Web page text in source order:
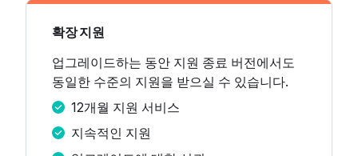
확장 지원
업그레이드하는 동안 지원 종료 버전에서도
동일한 수준의 지원을 받으실 수 있습니다.
12개월 지원 서비스
지속적인 지원